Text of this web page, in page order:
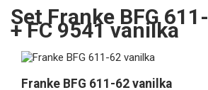
Set Franke BFG
+ FC 9541 vanilka
Franke BFG 611-62 vanilka